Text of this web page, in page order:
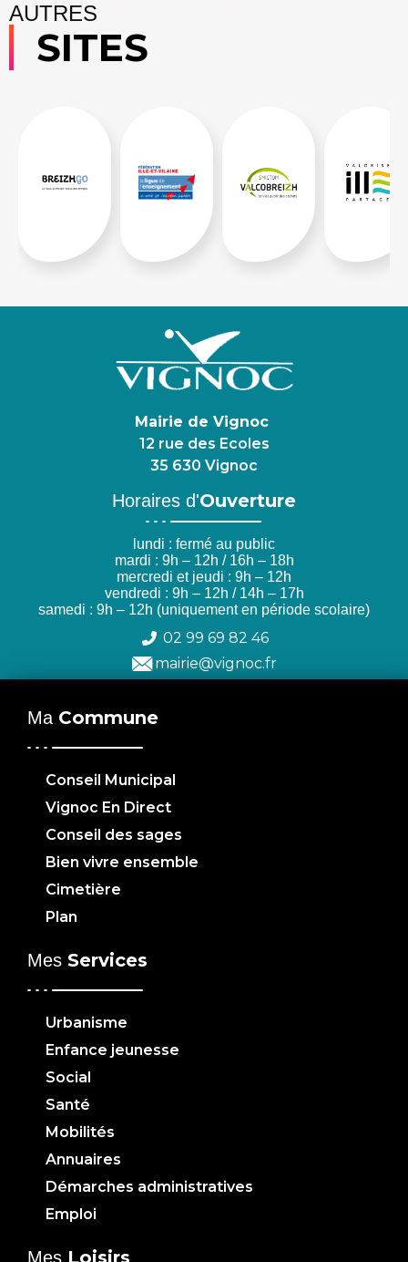
AUTRES
SITES
Mairie de Vignoc
12 rue des Ecoles
35 630 Vignoc
Horaires d'Ouverture
lundi : fermé au public
mardi : 9h – 12h / 16h – 18h
mercredi et jeudi : 9h – 12h
vendredi : 9h – 12h / 14h – 17h
samedi : 9h – 12h (uniquement en période scolaire)
02 99 69 82 46
mairie@vignoc.fr
Ma Commune
Conseil Municipal
Vignoc En Direct
Conseil des sages
Bien vivre ensemble
Cimetière
Plan
Mes Services
Urbanisme
Enfance jeunesse
Social
Santé
Mobilités
Annuaires
Démarches administratives
Emploi
Mes Loisirs